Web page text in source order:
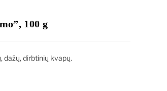
100 g
dažų, dirbtinių kvapų.